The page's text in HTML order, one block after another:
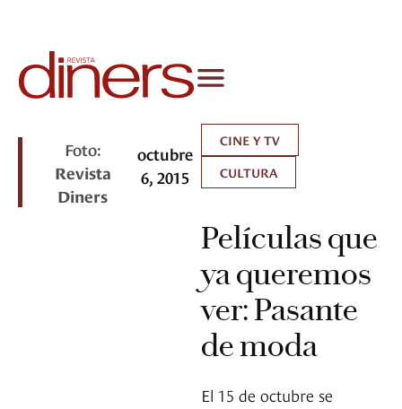
Foto:
Revista
Diners
octubre
6, 2015
CINE Y TV
CULTURA
Películas que
ya queremos
ver: Pasante
de moda
El 15 de octubre se